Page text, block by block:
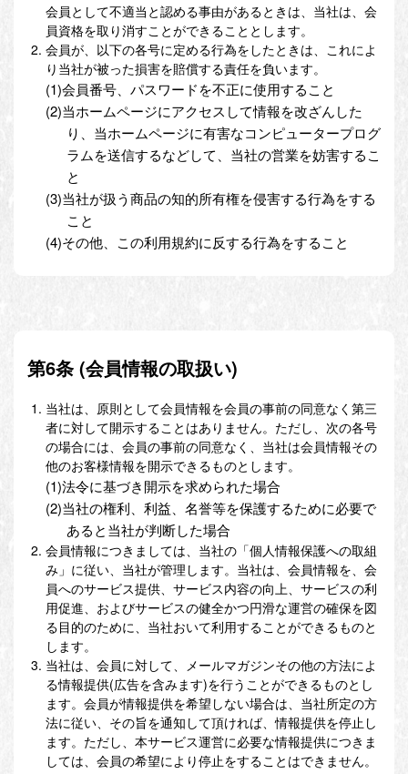
会員として不適当と認める事由があるときは、当社は、会
員資格を取り消すことができることとします。
会員が、以下の各号に定める行為をしたときは、これによ
り当社が被った損害を賠償する責任を負います。
(1)会員番号、パスワードを不正に使用すること
(2)当ホームページにアクセスして情報を改ざんした
り、当ホームページに有害なコンピュータープログ
ラムを送信するなどして、当社の営業を妨害するこ
と
(3)当社が扱う商品の知的所有権を侵害する行為をする
こと
(4)その他、この利用規約に反する行為をすること
第6条 (会員情報の取扱い)
当社は、原則として会員情報を会員の事前の同意なく第三
者に対して開示することはありません。ただし、次の各号
の場合には、会員の事前の同意なく、当社は会員情報その
他のお客様情報を開示できるものとします。
(1)法令に基づき開示を求められた場合
(2)当社の権利、利益、名誉等を保護するために必要で
あると当社が判断した場合
会員情報につきましては、当社の「個人情報保護への取組
み」に従い、当社が管理します。当社は、会員情報を、会
員へのサービス提供、サービス内容の向上、サービスの利
用促進、およびサービスの健全かつ円滑な運営の確保を図
る目的のために、当社おいて利用することができるものと
します。
当社は、会員に対して、メールマガジンその他の方法によ
る情報提供(広告を含みます)を行うことができるものとし
ます。会員が情報提供を希望しない場合は、当社所定の方
法に従い、その旨を通知して頂ければ、情報提供を停止し
ます。ただし、本サービス運営に必要な情報提供につきま
しては、会員の希望により停止をすることはできません。